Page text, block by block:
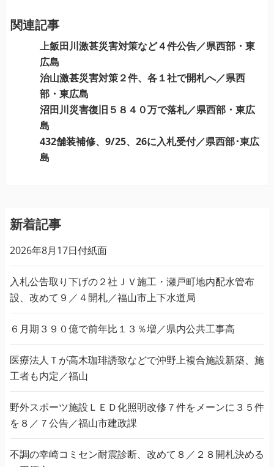
ー
関連記事
上飯田川激甚災害対策など４件公告／県西部・東
広島
治山激甚災害対策２件、各１社で開札へ／県西
部・東広島
沼田川災害復旧５８４０万で落札／県西部・東広
島
432舗装補修、9/25、26に入札受付／県西部･東広
島
新着記事
2026年8月17日付紙面
入札公告取り下げの２社ＪＶ施工・瀬戸町地内配水管布
設、改めて９／４開札／福山市上下水道局
６月期３９０億で前年比１３％増／県内公共工事高
医療法人Ｔが高木珈琲誘致などで沖野上複合施設新築、施
工者も内定／福山
野外スポーツ施設ＬＥＤ化照明改修７件をメーンに３５件
を８／７公告／福山市建政課
不調の幸崎コミセン耐震診断、改めて８／２８開札決める